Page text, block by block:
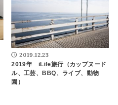
2019.12.23
2019年 iLife旅行（カップヌード
ル、工芸、BBQ、ライブ、動物
園）